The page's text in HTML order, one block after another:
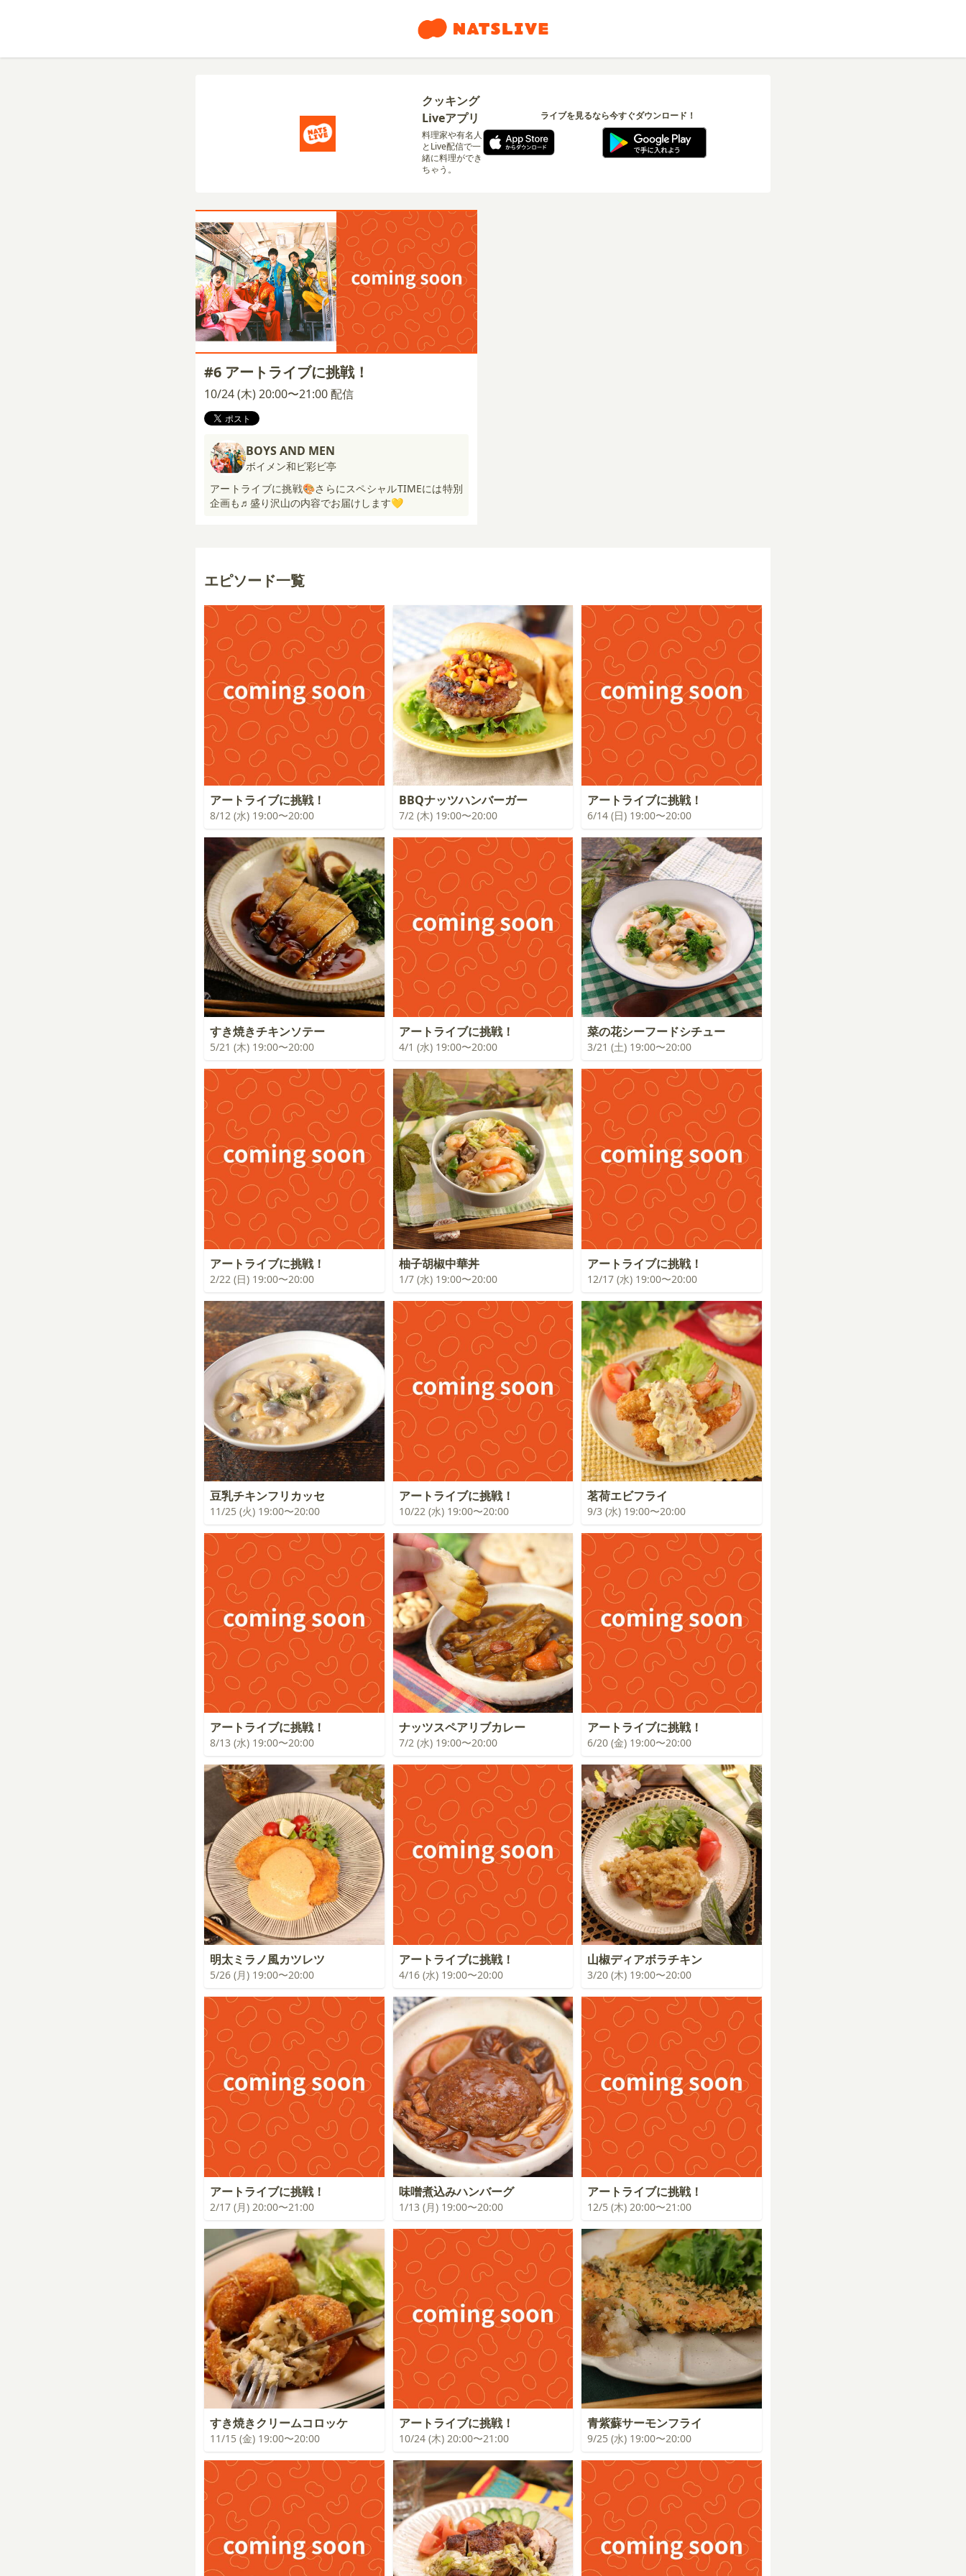
クッキング
Liveアプリ
料理家や有名人
とLive配信で一
緒に料理ができ
ちゃう。
ライブを見るなら今すぐダウンロード！
#6 アートライブに挑戦！
10/24 (木) 20:00〜21:00 配信
BOYS AND MEN
ボイメン和ビ彩ビ亭
アートライブに挑戦🎨さらにスペシャルTIMEには特別
企画も♬盛り沢山の内容でお届けします💛
エピソード一覧
アートライブに挑戦！
8/12 (水) 19:00〜20:00
BBQナッツハンバーガー
7/2 (木) 19:00〜20:00
アートライブに挑戦！
6/14 (日) 19:00〜20:00
すき焼きチキンソテー
5/21 (木) 19:00〜20:00
アートライブに挑戦！
4/1 (水) 19:00〜20:00
菜の花シーフードシチュー
3/21 (土) 19:00〜20:00
アートライブに挑戦！
2/22 (日) 19:00〜20:00
柚子胡椒中華丼
1/7 (水) 19:00〜20:00
アートライブに挑戦！
12/17 (水) 19:00〜20:00
豆乳チキンフリカッセ
11/25 (火) 19:00〜20:00
アートライブに挑戦！
10/22 (水) 19:00〜20:00
茗荷エビフライ
9/3 (水) 19:00〜20:00
アートライブに挑戦！
8/13 (水) 19:00〜20:00
ナッツスペアリブカレー
7/2 (水) 19:00〜20:00
アートライブに挑戦！
6/20 (金) 19:00〜20:00
明太ミラノ風カツレツ
5/26 (月) 19:00〜20:00
アートライブに挑戦！
4/16 (水) 19:00〜20:00
山椒ディアボラチキン
3/20 (木) 19:00〜20:00
アートライブに挑戦！
2/17 (月) 20:00〜21:00
味噌煮込みハンバーグ
1/13 (月) 19:00〜20:00
アートライブに挑戦！
12/5 (木) 20:00〜21:00
すき焼きクリームコロッケ
11/15 (金) 19:00〜20:00
アートライブに挑戦！
10/24 (木) 20:00〜21:00
青紫蘇サーモンフライ
9/25 (水) 19:00〜20:00